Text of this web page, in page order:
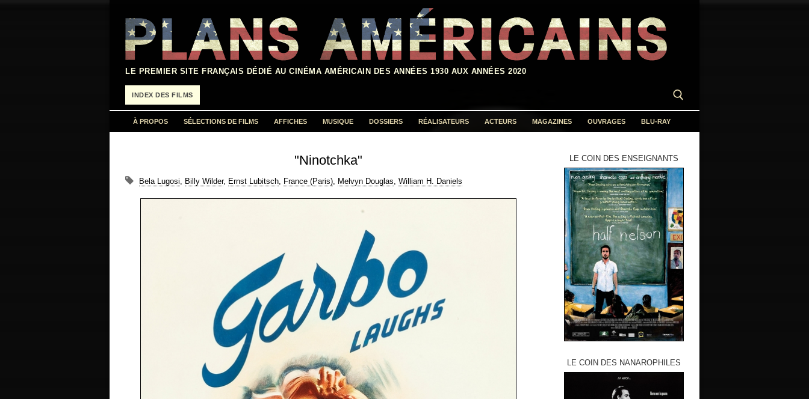
contenu
LE PREMIER SITE FRANÇAIS DÉDIÉ AU CINÉMA AMÉRICAIN DES ANNÉES 1930 AUX ANNÉES 2020
INDEX DES FILMS
À PROPOS SÉLECTIONS DE FILMS AFFICHES MUSIQUE DOSSIERS RÉALISATEURS ACTEURS MAGAZINES OUVRAGES BLU-RAY
"Ninotchka"
Bela Lugosi, Billy Wilder, Ernst Lubitsch, France (Paris), Melvyn Douglas, William H. Daniels
LE COIN DES ENSEIGNANTS
LE COIN DES NANAROPHILES